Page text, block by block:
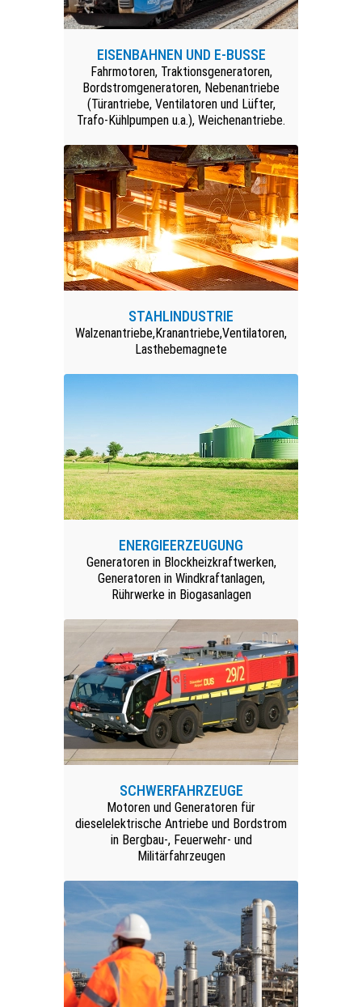
EISENBAHNEN UND E-BUSSE
Fahrmotoren, Traktionsgeneratoren,
Bordstromgeneratoren, Nebenantriebe
(Türantriebe, Ventilatoren und Lüfter,
Trafo-Kühlpumpen u.a.), Weichenantriebe.
STAHLINDUSTRIE
Walzenantriebe,Kranantriebe,Ventilatoren,
Lasthebemagnete
ENERGIEERZEUGUNG
Generatoren in Blockheizkraftwerken,
Generatoren in Windkraftanlagen,
Rührwerke in Biogasanlagen
SCHWERFAHRZEUGE
Motoren und Generatoren für
dieselelektrische Antriebe und Bordstrom
in Bergbau-, Feuerwehr- und
Militärfahrzeugen